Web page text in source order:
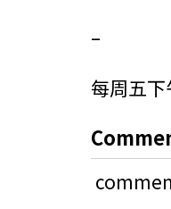
–
每周五下